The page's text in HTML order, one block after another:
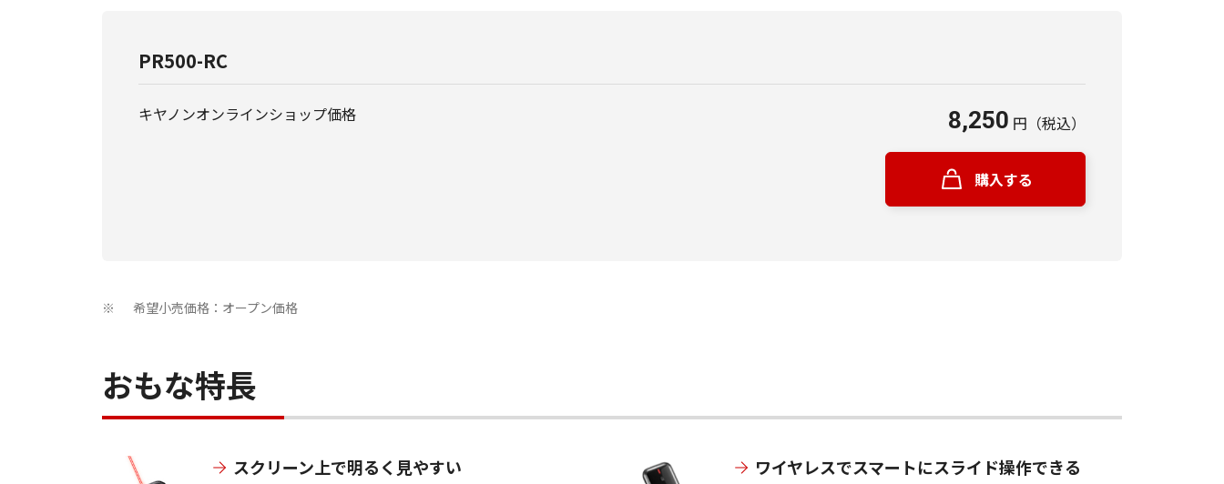
PR500-RC
キヤノンオンラインショップ価格 8,250 円 （税込）
購入する
※ 希望小売価格：オープン価格
おもな特長
スクリーン上で明るく見やすい ワイヤレスでスマートにスライド操作できる